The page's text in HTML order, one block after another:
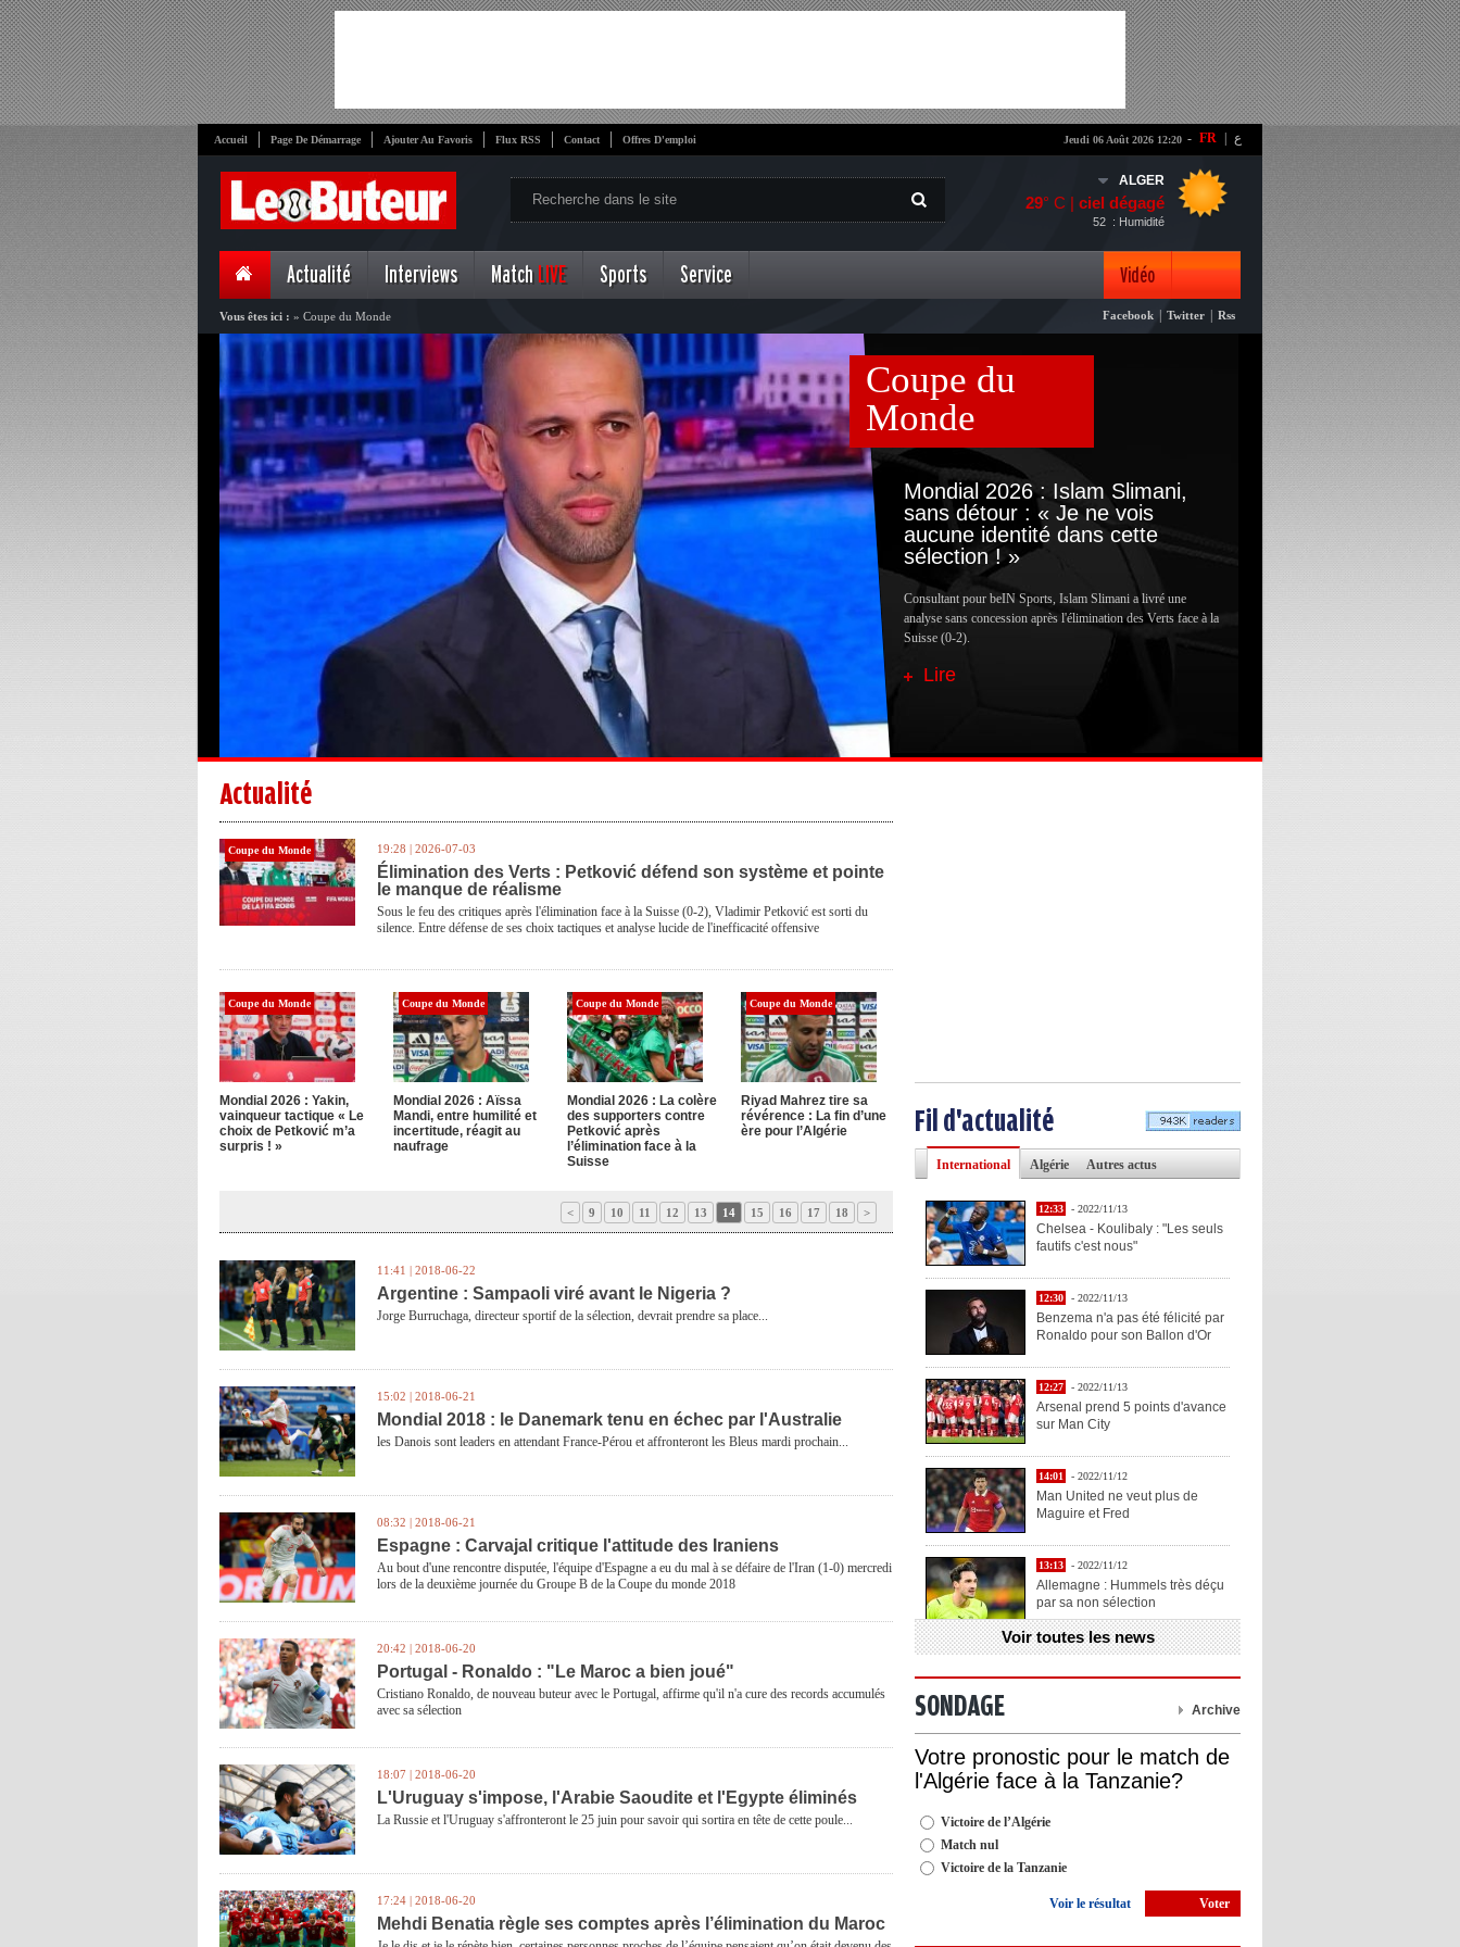
- FR ع Accueil Page De Démarrage Ajouter Au Favoris Flux RSS Contact Offres D'emploi Jeudi 06 Août 2026 12:20
ALGER
29° C | ciel dégagé
: Humidité
52
Actualité Interviews Match LIVE Sports Service Vidéo
Photo
Vous êtes ici : » Coupe du Monde Facebook Twitter Rss
Coupe du
Monde
Mondial 2026 : Islam Slimani,
sans détour : « Je ne vois
aucune identité dans cette
sélection ! »
Consultant pour beIN Sports, Islam Slimani a livré une
analyse sans concession après l'élimination des Verts face à la
Suisse (0-2).
Lire
Actualité
Coupe du Monde 19:28 | 2026-07-03
Élimination des Verts : Petković défend son système et pointe
le manque de réalisme
Sous le feu des critiques après l'élimination face à la Suisse (0-2), Vladimir Petković est sorti du
silence. Entre défense de ses choix tactiques et analyse lucide de l'inefficacité offensive
Coupe du Monde
Mondial 2026 : Yakin,
vainqueur tactique « Le
choix de Petković m’a
surpris ! »
Coupe du Monde
Mondial 2026 : Aïssa
Mandi, entre humilité et
incertitude, réagit au
naufrage
Coupe du Monde
Mondial 2026 : La colère
des supporters contre
Petković après
l’élimination face à la
Suisse
Coupe du Monde
Riyad Mahrez tire sa
révérence : La fin d’une
ère pour l’Algérie
< 9 10 11 12 13 14 15 16 17 18 >
11:41 | 2018-06-22
Argentine : Sampaoli viré avant le Nigeria ?
Jorge Burruchaga, directeur sportif de la sélection, devrait prendre sa place...
15:02 | 2018-06-21
Mondial 2018 : le Danemark tenu en échec par l'Australie
les Danois sont leaders en attendant France-Pérou et affronteront les Bleus mardi prochain...
08:32 | 2018-06-21
Espagne : Carvajal critique l'attitude des Iraniens
Au bout d'une rencontre disputée, l'équipe d'Espagne a eu du mal à se défaire de l'Iran (1-0) mercredi
lors de la deuxième journée du Groupe B de la Coupe du monde 2018
20:42 | 2018-06-20
Portugal - Ronaldo : "Le Maroc a bien joué"
Cristiano Ronaldo, de nouveau buteur avec le Portugal, affirme qu'il n'a cure des records accumulés
avec sa sélection
18:07 | 2018-06-20
L'Uruguay s'impose, l'Arabie Saoudite et l'Egypte éliminés
La Russie et l'Uruguay s'affronteront le 25 juin pour savoir qui sortira en tête de cette poule...
17:24 | 2018-06-20
Mehdi Benatia règle ses comptes après l’élimination du Maroc
Fil d'actualité
International Algérie Autres actus
12:33 - 2022/11/13
Chelsea - Koulibaly : "Les seuls
fautifs c'est nous"
12:30 - 2022/11/13
Benzema n'a pas été félicité par
Ronaldo pour son Ballon d'Or
12:27 - 2022/11/13
Arsenal prend 5 points d'avance
sur Man City
14:01 - 2022/11/12
Man United ne veut plus de
Maguire et Fred
13:13 - 2022/11/12
Allemagne : Hummels très déçu
par sa non sélection
13:11 - 2022/11/12
Henry explique la chose qu'il
OL : Blanc veut se prendre la
tête avec Cherki
décision de départ à la retraite
Voir toutes les news
SONDAGE Archive
Votre pronostic pour le match de
l'Algérie face à la Tanzanie?
Victoire de l’Algérie
Match nul
Victoire de la Tanzanie
Voir le résultat Voter